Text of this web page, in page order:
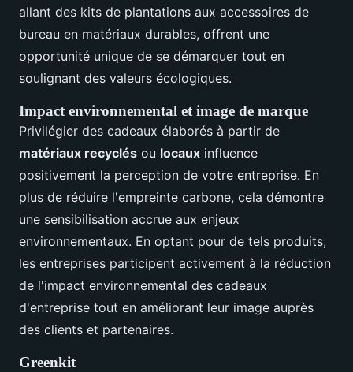
allant des kits de plantations aux accessoires de
bureau en matériaux durables, offrent une
opportunité unique de se démarquer tout en
soulignant des valeurs écologiques.
Impact environnemental et image de marque
Privilégier des cadeaux élaborés à partir de
matériaux recyclés ou locaux influence
positivement la perception de votre entreprise. En
plus de réduire l'empreinte carbone, cela démontre
une sensibilisation accrue aux enjeux
environnementaux. En optant pour de tels produits,
les entreprises participent activement à la réduction
de l'impact environnemental des cadeaux
d'entreprise tout en améliorant leur image auprès
des clients et partenaires.
Greenkit